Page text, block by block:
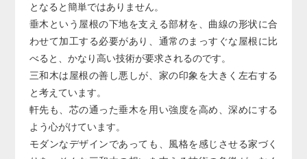
となると簡単ではありません。
垂木という屋根の下地を支える部材を、曲線の形状に合
わせて加工する必要があり、通常のまっすぐな屋根に比
べると、かなり高い技術が要求されるのです。
三和木は屋根の善し悪しが、家の印象を大きく左右する
と考えています。
軒先も、芯の通った垂木を用い強度を高め、深めにする
よう心がけています。
モダンなデザインであっても、風格を感じさせる家づく